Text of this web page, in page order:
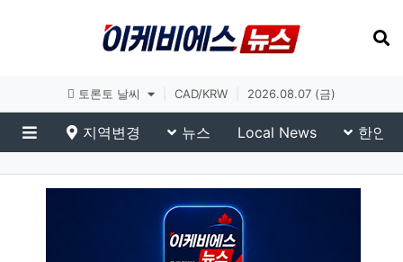
토론토 날씨 CAD/KRW 2026.08.07 (금)
메뉴
지역변경 뉴스 Local News 한인
eKBS News